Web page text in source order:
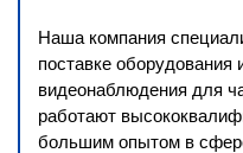
Наша компания
поставке оборудования
видеонаблюдения для
работают
большим опытом в